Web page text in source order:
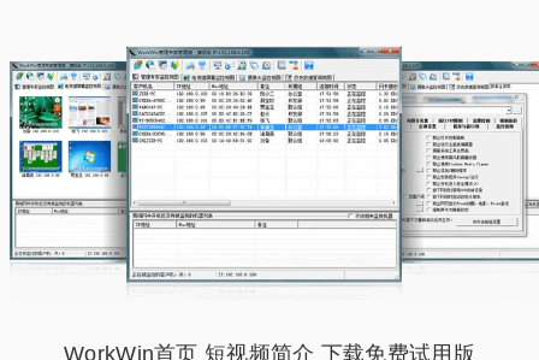
WorkWin首页 短视频简介 下载免费试用版